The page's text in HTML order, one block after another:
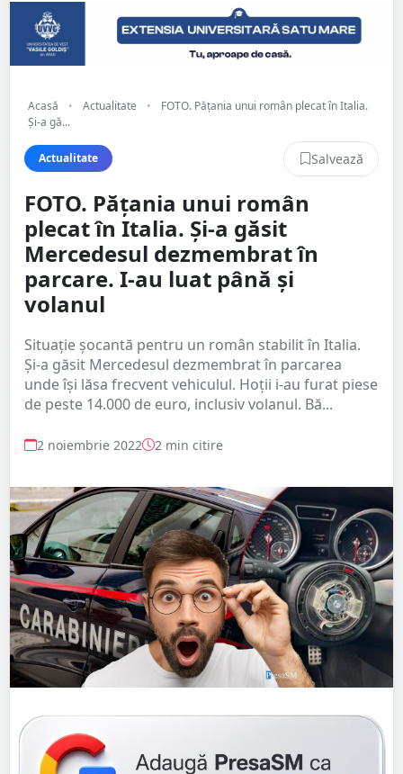
Acasă • Actualitate •
FOTO. Pățania unui român plecat în Italia.
Și-a gă...
Actualitate Salvează
FOTO. Pățania unui român
plecat în Italia. Și-a găsit
Mercedesul dezmembrat în
parcare. I-au luat până și
volanul
Situaţie şocantă pentru un român stabilit în Italia.
Și-a găsit Mercedesul dezmembrat în parcarea
unde îşi lăsa frecvent vehiculul. Hoţii i-au furat piese
de peste 14.000 de euro, inclusiv volanul. Bă...
2 noiembrie 2022 2 min citire